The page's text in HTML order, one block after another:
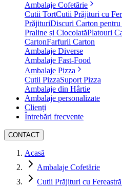
Ambalaje Cofetărie
Cutii TortCutii Prăjituri cu
PrăjituriDiscuri Carton
Praline și CiocolatăPlatouri
CartonFarfurii Carton
Ambalaje Diverse
Ambalaje Fast-Food
Ambalaje Pizza
Cutii PizzaSuport Pizza
Ambalaje din Hârtie
Ambalaje personalizate
Clienți
Întrebări frecvente
CONTACT
Acasă
Ambalaje Cofetărie
Cutii Prăjituri cu